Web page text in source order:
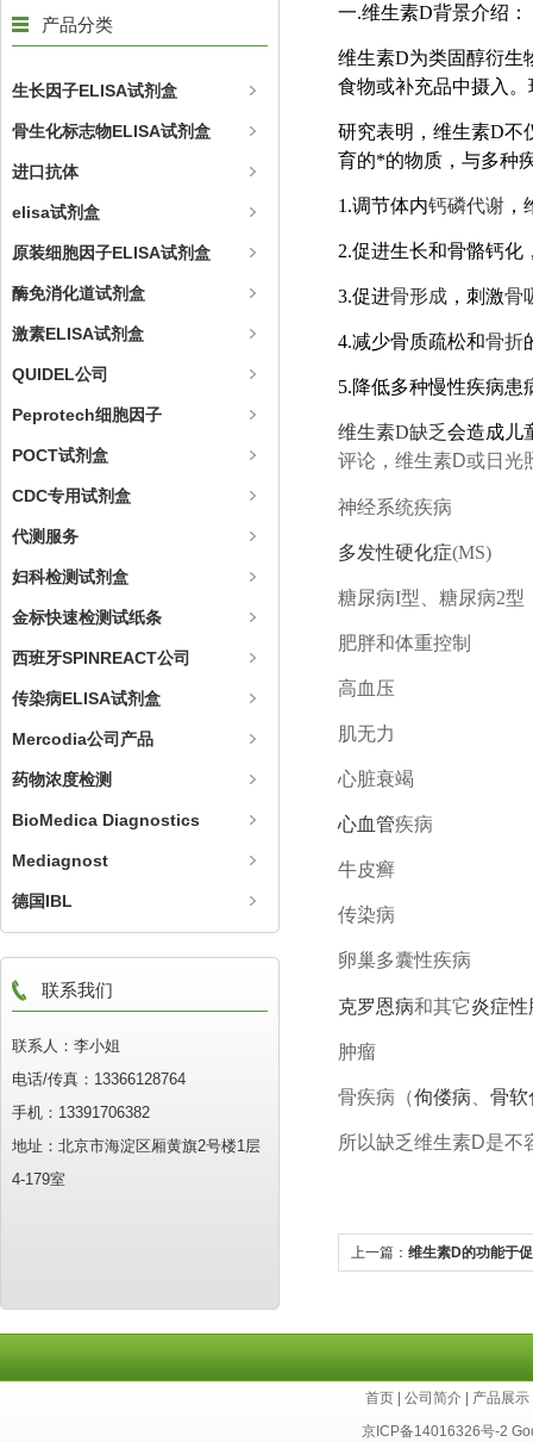
一.维生素D背景介绍：
维生素D为类固醇衍生
食物或补充品中摄入
研究表明，维生素D不
育的*的物质，与多种
1.调节体内钙磷代谢
2.促进生长和骨骼钙化
3.促进骨形成 ，刺激骨
4.减少骨质疏松和骨折
5.降低多种慢性疾病患
维生素D缺乏会造成儿
评论，维生素D或日光
神经系统疾病
多发性硬化症(MS)
糖尿病I型、糖尿病2型
肥胖和体重控制
高血压
肌无力
心脏衰竭
心血管疾病
牛皮癣
传染病
卵巢多囊性疾病
克罗恩病和其它炎症性
肿瘤
骨疾病（佝偻病 骨软
所以缺乏维生素D是不
上一篇： 维生素D的功能于
产品分类
生长因子ELISA试剂盒
骨生化标志物ELISA试剂盒
进口抗体
elisa试剂盒
原装细胞因子ELISA试剂盒
酶免消化道试剂盒
激素ELISA试剂盒
QUIDEL公司
Peprotech细胞因子
POCT试剂盒
CDC专用试剂盒
代测服务
妇科检测试剂盒
金标快速检测试纸条
西班牙SPINREACT公司
传染病ELISA试剂盒
Mercodia公司产品
药物浓度检测
BioMedica Diagnostics
Mediagnost
德国IBL
联系我们
联系人：李小姐
电话/传真：13366128764
手机：13391706382
地址：北京市海淀区厢黄旗2号楼1层
4-179室
首页 公司简介 产品展示
京ICP备14016326号-2